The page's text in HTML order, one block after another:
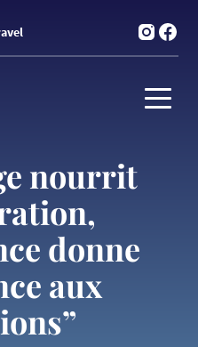
Consulter
nourrit
donne
aux